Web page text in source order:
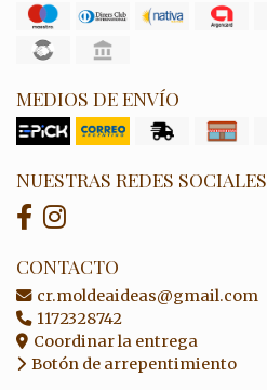
MEDIOS DE ENVÍO
NUESTRAS REDES SOCIALES
CONTACTO
cr.moldeaideas@gmail.com
1172328742
Coordinar la entrega
Botón de arrepentimiento